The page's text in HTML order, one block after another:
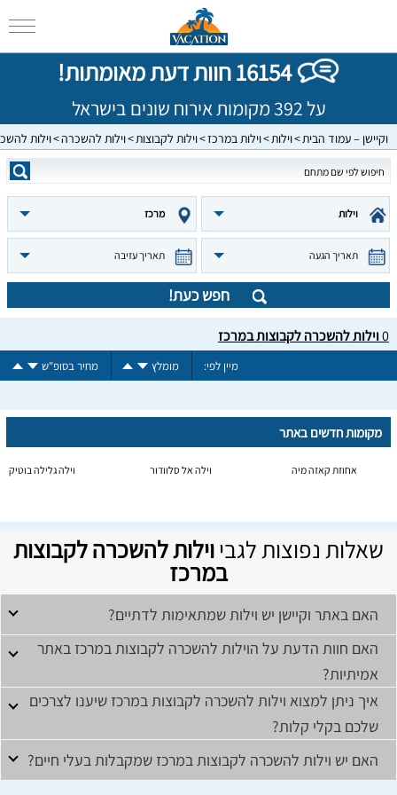
16154 חוות דעת מאומתות!
על 392 מקומות אירוח שונים בישראל
וקיישן – עמוד הבית וילות וילות במרכז וילות לקבוצות וילות להשכרה וילות
וילות מרכז
תאריך הגעה תאריך עזיבה
חפש כעת!
0וילות להשכרה לקבוצות במרכז
מיין לפי: מומלץ מחיר בסופ"ש
מקומות חדשים באתר
אחוזת קאזה מיה וילה אל סלוודור וילה גלילה בוטיק
שאלות נפוצות לגביוילות להשכרה לקבוצות
במרכז
האם באתר וקיישן יש וילות שמתאימות לדתיים?
האם חוות הדעת על הוילות להשכרה לקבוצות במרכז באתר
אמיתיות?
איך ניתן למצוא וילות להשכרה לקבוצות במרכז שיענו לצרכים
שלכם בקלי קלות?
האם יש וילות להשכרה לקבוצות במרכז שמקבלות בעלי חיים?